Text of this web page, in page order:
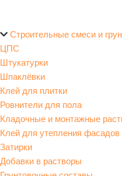
Строительные смеси и
ЦПС
Штукатурки
Шпаклёвки
Клей для плитки
Ровнители для пола
Кладочные и монтажные
Клей для утепления фасадов
Затирки
Добавки в растворы